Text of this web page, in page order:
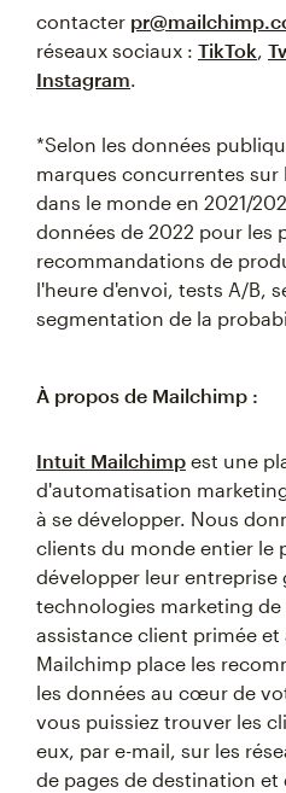
contacter
réseaux sociaux : TikTok,
Instagram.
*Selon les données
marques concurrentes sur
dans le monde en 2021/
données de 2022 pour les
recommandations de
l'heure d'envoi, tests A/B,
segmentation de la
À propos de Mailchimp :
Intuit Mailchimp est une
d'automatisation
à se développer. Nous
clients du monde entier le
développer leur entreprise
technologies marketing
assistance client primée
Mailchimp place les
les données au cœur de
vous puissiez trouver les
eux, par e-mail, sur les
de pages de destination